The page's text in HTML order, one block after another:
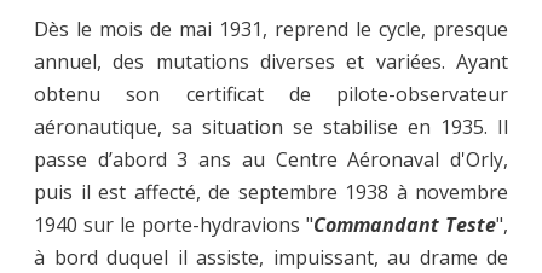
Dès le mois de mai 1931, reprend le cycle, presque
annuel, des mutations diverses et variées. Ayant
obtenu son certificat de pilote-observateur
aéronautique, sa situation se stabilise en 1935. Il
passe d’abord 3 ans au Centre Aéronaval d'Orly,
puis il est affecté, de septembre 1938 à novembre
1940 sur le porte-hydravions "Commandant Teste",
à bord duquel il assiste, impuissant, au drame de